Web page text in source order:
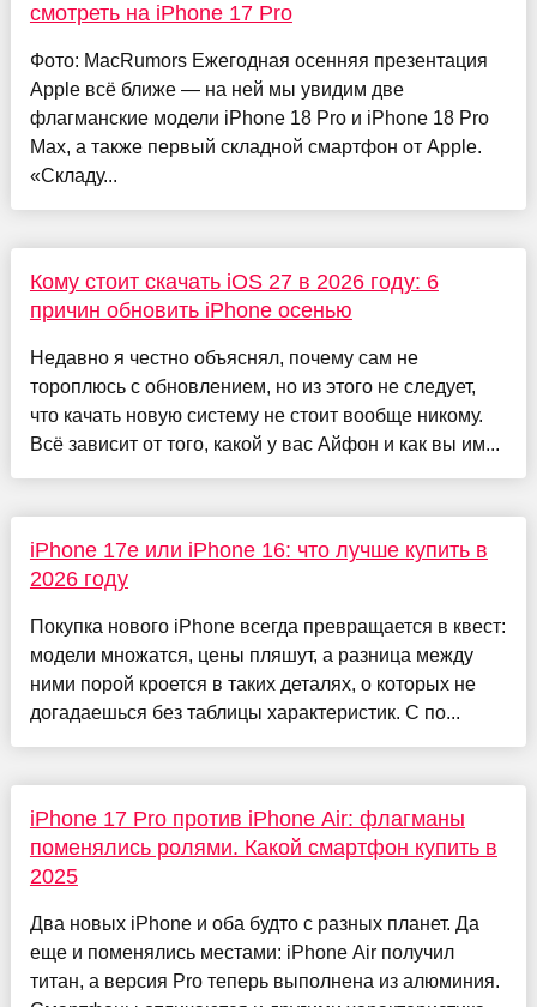
смотреть на iPhone 17 Pro
Фото: MacRumors Ежегодная осенняя презентация
Apple всё ближе — на ней мы увидим две
флагманские модели iPhone 18 Pro и iPhone 18 Pro
Max, а также первый складной смартфон от Apple.
«Складу...
Кому стоит скачать iOS 27 в 2026 году: 6
причин обновить iPhone осенью
Недавно я честно объяснял, почему сам не
тороплюсь с обновлением, но из этого не следует,
что качать новую систему не стоит вообще никому.
Всё зависит от того, какой у вас Айфон и как вы им...
iPhone 17e или iPhone 16: что лучше купить в
2026 году
Покупка нового iPhone всегда превращается в квест:
модели множатся, цены пляшут, а разница между
ними порой кроется в таких деталях, о которых не
догадаешься без таблицы характеристик. С по...
iPhone 17 Pro против iPhone Air: флагманы
поменялись ролями. Какой смартфон купить в
2025
Два новых iPhone и оба будто с разных планет. Да
еще и поменялись местами: iPhone Air получил
титан, а версия Pro теперь выполнена из алюминия.